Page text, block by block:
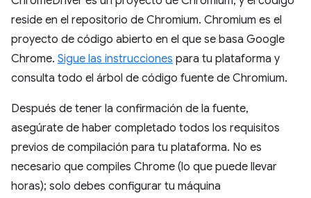
reside en el repositorio de Chromium. Chromium es el
proyecto de código abierto en el que se basa Google
Chrome. Sigue las instrucciones para tu plataforma y
consulta todo el árbol de código fuente de Chromium.
Después de tener la confirmación de la fuente,
asegúrate de haber completado todos los requisitos
previos de compilación para tu plataforma. No es
necesario que compiles Chrome (lo que puede llevar
horas); solo debes configurar tu máquina